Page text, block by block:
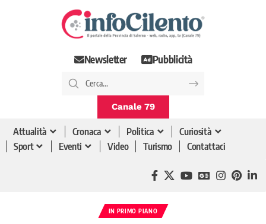
Newsletter Pubblicità
Canale 79
Attualità Cronaca Politica
Curiosità
Sport
Eventi Video Turismo Contattaci
IN PRIMO PIANO